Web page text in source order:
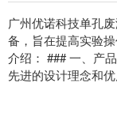
广州优诺科技单孔
备，旨在提高实验
介绍： ### 一、产
先进的设计理念和